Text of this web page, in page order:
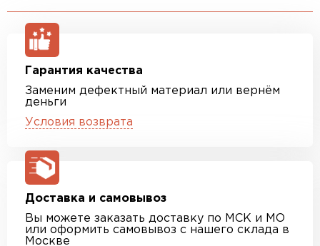
Гарантия качества
Заменим дефектный материал или вернём
деньги
Условия возврата
Доставка и самовывоз
Вы можете заказать доставку по МСК и МО
или оформить самовывоз с нашего склада в
Москве